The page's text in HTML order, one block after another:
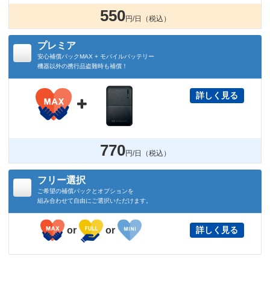
550円/日（税込）
プレミア
安心補償パックMAX + モバイルバッテリー
機器以外の携行品盗難時も補償！

詳しく見る
770円/日（税込）
フリー選択
ご希望の補償パックとオプションを
組み合わせて自由にご選択いただけます。
or or 詳しく見る